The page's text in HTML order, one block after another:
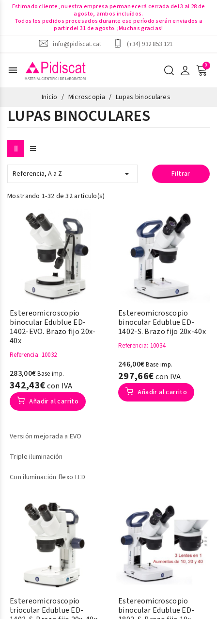
Estimado cliente, nuestra empresa permanecerá cerrada del 3 al 28 de
agosto, ambos incluídos.
Todos los pedidos procesados durante ese período serán enviados a
partir del 31 de agosto. ¡Muchas gracias!
info@pidiscat.cat
(+34) 932 853 121
menu
Inicio Microscopía Lupas binoculares
LUPAS BINOCULARES
Referencia, A a Z  Filtrar
Mostrando 1-32 de 32 artículo(s)
Estereomicroscopio
binocular Edublue ED-
1402-EVO. Brazo fijo 20x-
40x
Referencia: 10032
283,00€Base imp.
342,43€con IVA
Añadir al carrito
Versión mejorada a EVO
Triple iluminación
Con iluminación flexo LED
Estereomicroscopio
binocular Edublue ED-
1402-S. Brazo fijo 20x-40x
Referencia: 10034
246,00€Base imp.
297,66€con IVA
Añadir al carrito
Estereomicroscopio
triocular Edublue ED-
Estereomicroscopio
binocular Edublue ED-